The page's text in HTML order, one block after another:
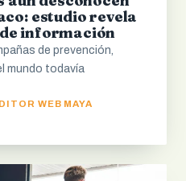
estudio revela
información
de prevención,
mundo todavía
WEB MAYA